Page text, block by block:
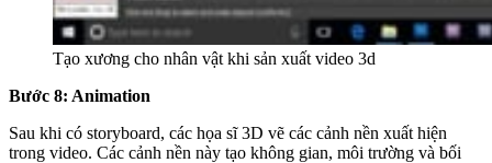
Tạo xương cho nhân vật khi sản xuất video 3d
Bước 8: Animation
Sau khi có storyboard, các họa sĩ 3D vẽ các cảnh nền xuất hiện
trong video. Các cảnh nền này tạo không gian, môi trường và bối